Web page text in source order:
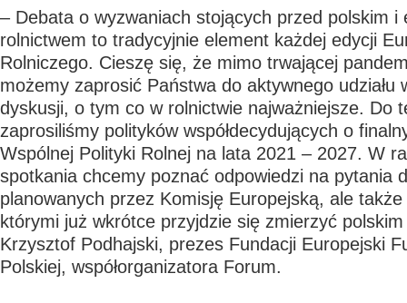
– Debata o wyzwaniach stojących przed polskim i
rolnictwem to tradycyjnie element każdej edycji
Rolniczego. Cieszę się, że mimo trwającej
możemy zaprosić Państwa do aktywnego udziału
dyskusji, o tym co w rolnictwie najważniejsze. Do
zaprosiliśmy polityków współdecydujących o
Wspólnej Polityki Rolnej na lata 2021 – 2027. W
spotkania chcemy poznać odpowiedzi na pytania
planowanych przez Komisję Europejską, ale
którymi już wkrótce przyjdzie się zmierzyć
Krzysztof Podhajski, prezes Fundacji Europejski
Polskiej, współorganizatora Forum.